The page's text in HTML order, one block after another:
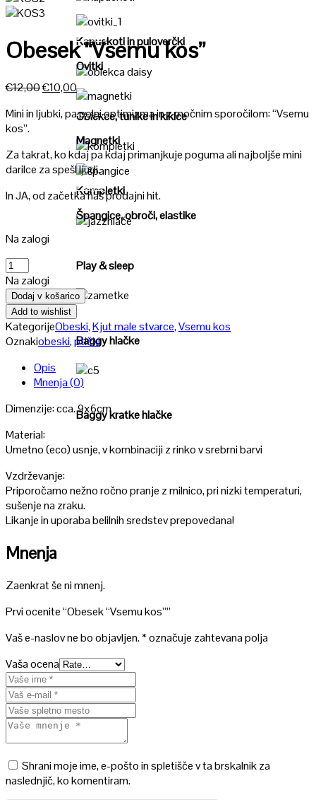
Poglej
Kapuckoti in puloverčki
Poglej
Oblekce, tunike in kiklce
Poglej
Kompletki
Play & sleep
Poglej
Baggy hlačke
Poglej
Baggy kratke hlačke
Poglej
Ovitki
Poglej
Magnetki
Poglej
Špangice, obroči, elastike
Obesek “Vsemu kos”
€12,00Izvirna
je
€12,00.
€10,00Trenutna
cena
je:
Mini in ljubki, pa polni optimizma in z močnim sporočilom: “Vsemu
kos”.
Za takrat, ko kdaj pa kdaj primanjkuje poguma ali najboljše mini
darilce za spešl ljudi.
In JA, od začetka naš prodajni hit.
Na zalogi
Količina
Na zalogi
Dodaj v košarico
Add to wishlist
KategorijeObeski,Kjut male stvarce,Vsemu kos
Oznakiobeski,ptički
Opis
Mnenja (0)
Dimenzije: cca. 9x6cm
Material:
Umetno (eco) usnje, v kombinaciji z rinko v srebrni barvi
Vzdrževanje:
Priporočamo nežno ročno pranje z milnico, pri nizki temperaturi,
sušenje na zraku.
Likanje in uporaba belilnih sredstev prepovedana!
Mnenja
Zaenkrat še ni mnenj.
Prvi ocenite “Obesek “Vsemu kos””
Vaš e-naslov ne bo objavljen.*označuje zahtevana polja
Vaša ocena
Shrani moje ime, e-pošto in spletišče v ta brskalnik za
naslednjič, ko komentiram.